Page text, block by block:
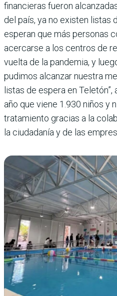
financieras fue­ron
del país, ya no existen listas
esperan que más personas
acercarse a los cen­tros de
vuelta de la pandemia, y
pudimos alcanzar nuestra
listas de espera en Teletón”,
año que viene 1.930 niños y
tratamiento gracias a la
la ciudadanía y de las